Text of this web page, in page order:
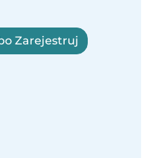
Zarejestruj